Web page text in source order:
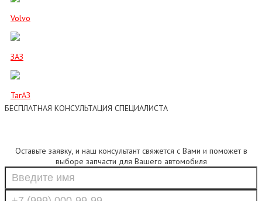
Volvo
ЗАЗ
ТагАЗ
БЕСПЛАТНАЯ КОНСУЛЬТАЦИЯ СПЕЦИАЛИСТА
Оставьте заявку, и наш консультант свяжется с Вами и поможет в
выборе запчасти для Вашего автомобиля